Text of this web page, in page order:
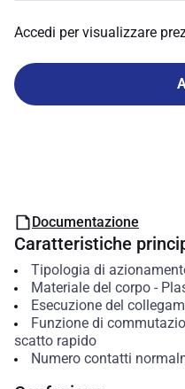
Accedi per visualizzare
Documentazione
Caratteristiche
Tipologia di
Materiale del corpo-
Esecuzione del
Funzione di
scatto rapido
Numero contatti